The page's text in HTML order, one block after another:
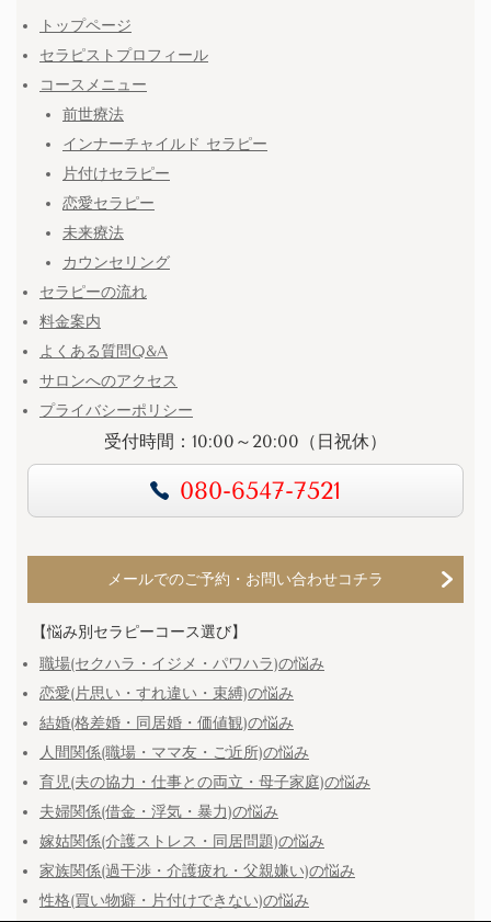
トップページ
セラピストプロフィール
コースメニュー
前世療法
インナーチャイルド セラピー
片付けセラピー
恋愛セラピー
未来療法
カウンセリング
セラピーの流れ
料金案内
よくある質問Q&A
サロンへのアクセス
プライバシーポリシー
受付時間：10:00～20:00（日祝休）
080-6547-7521
メールでのご予約・お問い合わせコチラ
【悩み別セラピーコース選び】
職場(セクハラ・イジメ・パワハラ)の悩み
恋愛(片思い・すれ違い・束縛)の悩み
結婚(格差婚・同居婚・価値観)の悩み
人間関係(職場・ママ友・ご近所)の悩み
育児(夫の協力・仕事との両立・母子家庭)の悩み
夫婦関係(借金・浮気・暴力)の悩み
嫁姑関係(介護ストレス・同居問題)の悩み
家族関係(過干渉・介護疲れ・父親嫌い)の悩み
性格(買い物癖・片付けできない)の悩み